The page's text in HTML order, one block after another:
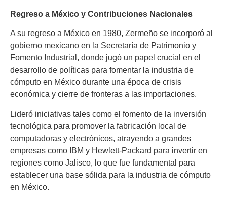
Regreso a México y Contribuciones Nacionales
A su regreso a México en 1980, Zermeño se incorporó al
gobierno mexicano en la Secretaría de Patrimonio y
Fomento Industrial, donde jugó un papel crucial en el
desarrollo de políticas para fomentar la industria de
cómputo en México durante una época de crisis
económica y cierre de fronteras a las importaciones.
Lideró iniciativas tales como el fomento de la inversión
tecnológica para promover la fabricación local de
computadoras y electrónicos, atrayendo a grandes
empresas como IBM y Hewlett-Packard para invertir en
regiones como Jalisco, lo que fue fundamental para
establecer una base sólida para la industria de cómputo
en México.